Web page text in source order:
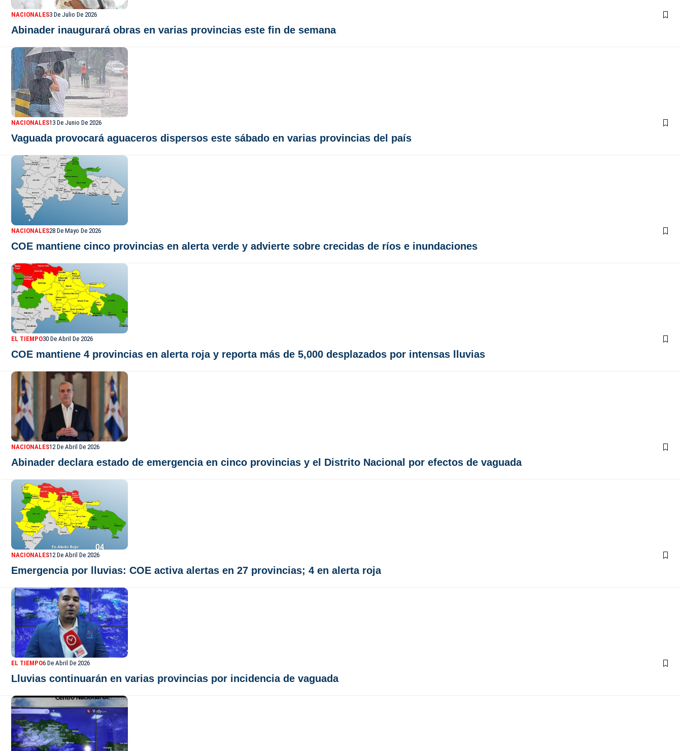
NACIONALES3 De Julio De 2026
Abinader inaugurará obras en varias provincias este fin de semana
NACIONALES13 De Junio De 2026
Vaguada provocará aguaceros dispersos este sábado en varias provincias del país
NACIONALES28 De Mayo De 2026
COE mantiene cinco provincias en alerta verde y advierte sobre crecidas de ríos e inundaciones
EL TIEMPO30 De Abril De 2026
COE mantiene 4 provincias en alerta roja y reporta más de 5,000 desplazados por intensas lluvias
NACIONALES12 De Abril De 2026
Abinader declara estado de emergencia en cinco provincias y el Distrito Nacional por efectos de vaguada
NACIONALES12 De Abril De 2026
Emergencia por lluvias: COE activa alertas en 27 provincias; 4 en alerta roja
EL TIEMPO6 De Abril De 2026
Lluvias continuarán en varias provincias por incidencia de vaguada